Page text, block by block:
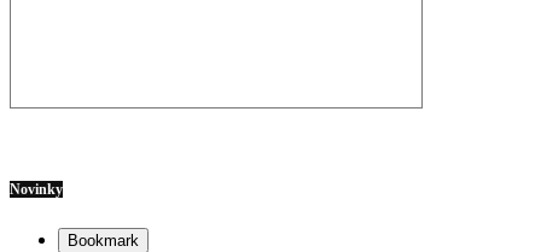
Novinky
Bookmark